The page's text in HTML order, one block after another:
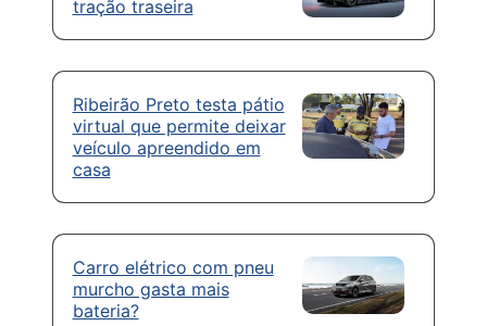
tração traseira
Ribeirão Preto testa pátio
virtual que permite deixar
veículo apreendido em
casa
Carro elétrico com pneu
murcho gasta mais
bateria?